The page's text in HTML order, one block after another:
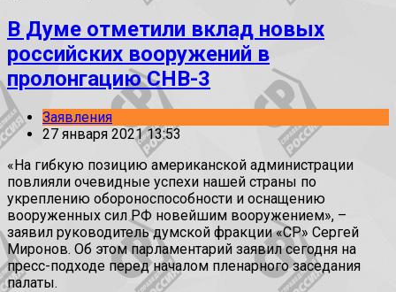
В Думе отметили вклад новых
российских вооружений в
пролонгацию СНВ-3
Заявления
27 января 2021 13:53
«На гибкую позицию американской администрации
повлияли очевидные успехи нашей страны по
укреплению обороноспособности и оснащению
вооруженных сил РФ новейшим вооружением», –
заявил руководитель думской фракции «СР» Сергей
Миронов. Об этом парламентарий заявил сегодня на
пресс-подходе перед началом пленарного заседания
палаты.